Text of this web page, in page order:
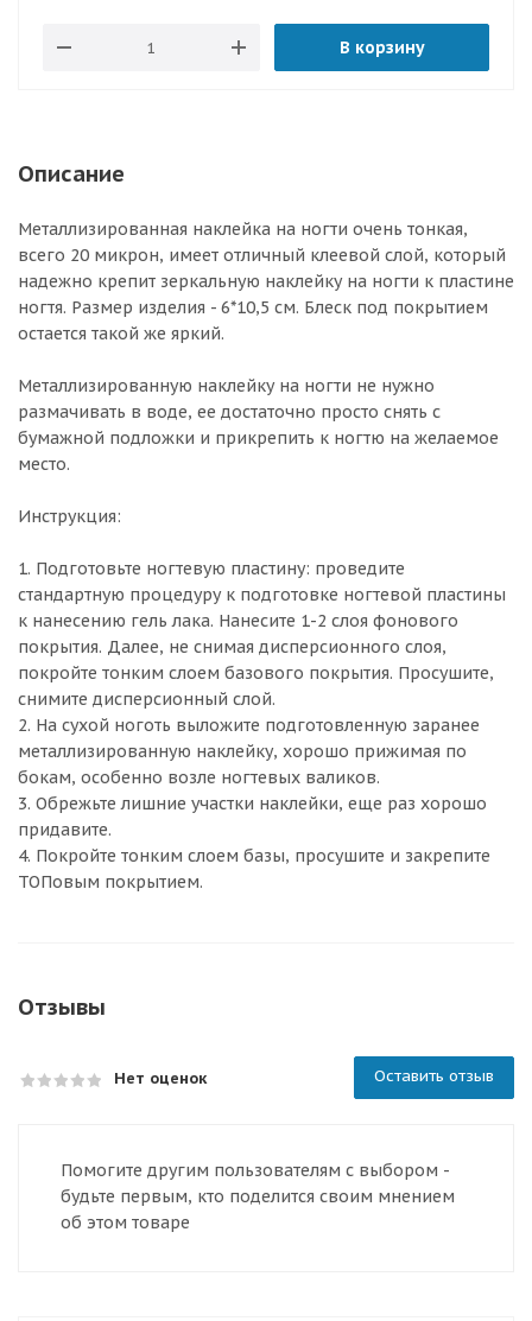
В корзину
Описание
Металлизированная наклейка на ногти очень тонкая,
всего 20 микрон, имеет отличный клеевой слой, который
надежно крепит зеркальную наклейку на ногти к пластине
ногтя. Размер изделия - 6*10,5 см. Блеск под покрытием
остается такой же яркий.
Металлизированную наклейку на ногти не нужно
размачивать в воде, ее достаточно просто снять с
бумажной подложки и прикрепить к ногтю на желаемое
место.
Инструкция:
1. Подготовьте ногтевую пластину: проведите
стандартную процедуру к подготовке ногтевой пластины
к нанесению гель лака. Нанесите 1-2 слоя фонового
покрытия. Далее, не снимая дисперсионного слоя,
покройте тонким слоем базового покрытия. Просушите,
снимите дисперсионный слой.
2. На сухой ноготь выложите подготовленную заранее
металлизированную наклейку, хорошо прижимая по
бокам, особенно возле ногтевых валиков.
3. Обрежьте лишние участки наклейки, еще раз хорошо
придавите.
4. Покройте тонким слоем базы, просушите и закрепите
ТОПовым покрытием.
Отзывы
Нет оценок Оставить отзыв
Помогите другим пользователям с выбором -
будьте первым, кто поделится своим мнением
об этом товаре